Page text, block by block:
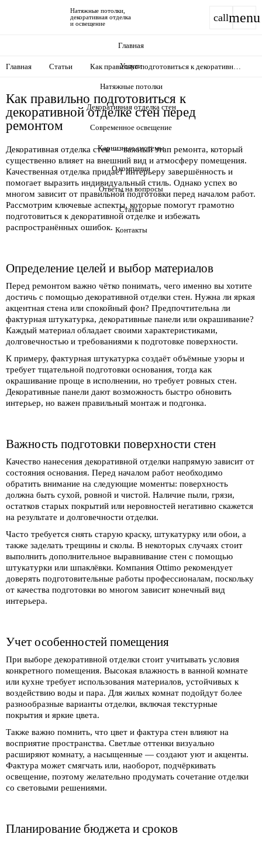
Натяжные потолки,
декоративная отделка
и освещение
callmenu
Главная
Услуги
Натяжные потолки
Декоративная отделка стен
Современное освещение
Карнизные системы
О компании
Ответы на вопросы
Статьи
Контакты
Главная Статьи
Как правильно подготовиться к декоративной
Как правильно подготовиться к
декоративной отделке стен перед
ремонтом
Декоративная отделка стен — важный этап ремонта, который
существенно влияет на внешний вид и атмосферу помещения.
Качественная отделка придаёт интерьеру завершённость и
помогает выразить индивидуальный стиль. Однако успех во
многом зависит от правильной подготовки перед началом работ.
Рассмотрим ключевые аспекты, которые помогут грамотно
подготовиться к декоративной отделке и избежать
распространённых ошибок.
Определение целей и выбор материалов
Перед ремонтом важно чётко понимать, чего именно вы хотите
достичь с помощью декоративной отделки стен. Нужна ли яркая
акцентная стена или спокойный фон? Предпочтительна ли
фактурная штукатурка, декоративные панели или окрашивание?
Каждый материал обладает своими характеристиками,
долговечностью и требованиями к подготовке поверхности.
К примеру, фактурная штукатурка создаёт объёмные узоры и
требует тщательной подготовки основания, тогда как
окрашивание проще в исполнении, но требует ровных стен.
Декоративные панели дают возможность быстро обновить
интерьер, но важен правильный монтаж и подгонка.
Важность подготовки поверхности стен
Качество нанесения декоративной отделки напрямую зависит от
состояния основания. Перед началом работ необходимо
обратить внимание на следующие моменты: поверхность
должна быть сухой, ровной и чистой. Наличие пыли, грязи,
остатков старых покрытий или неровностей негативно скажется
на результате и долговечности отделки.
Часто требуется снять старую краску, штукатурку или обои, а
также заделать трещины и сколы. В некоторых случаях стоит
выполнить дополнительное выравнивание стен с помощью
штукатурки или шпаклёвки. Компания Ottimo рекомендует
доверять подготовительные работы профессионалам, поскольку
от качества подготовки во многом зависит конечный вид
интерьера.
Учет особенностей помещения
При выборе декоративной отделки стоит учитывать условия
конкретного помещения. Высокая влажность в ванной комнате
или кухне требует использования материалов, устойчивых к
воздействию воды и пара. Для жилых комнат подойдут более
разнообразные варианты отделки, включая текстурные
покрытия и яркие цвета.
Также важно помнить, что цвет и фактура стен влияют на
восприятие пространства. Светлые оттенки визуально
расширяют комнату, а насыщенные — создают уют и акценты.
Фактура может смягчать или, наоборот, подчёркивать
освещение, поэтому желательно продумать сочетание отделки
со световыми решениями.
Планирование бюджета и сроков